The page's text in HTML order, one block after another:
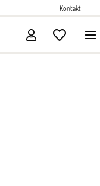
Kontakt